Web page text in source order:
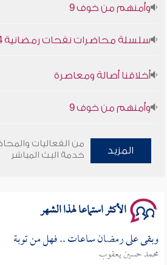
وأمنهم من خوف 9
سلسلة محاضرات نفحات رمضانية 1444هـ
أخلاقنا أصالة ومعاصرة
وأمنهم من خوف 9
المزيد
من الفعاليات
خدمة البث المباشر
الأكثر استماعا لهذا الشهر
وبقى على رمضان ساعات .. فهل من توبة
محمد حسين يعقوب